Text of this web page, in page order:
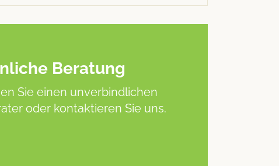
Beratung
Sie einen unverbindlichen
oder kontaktieren Sie uns.